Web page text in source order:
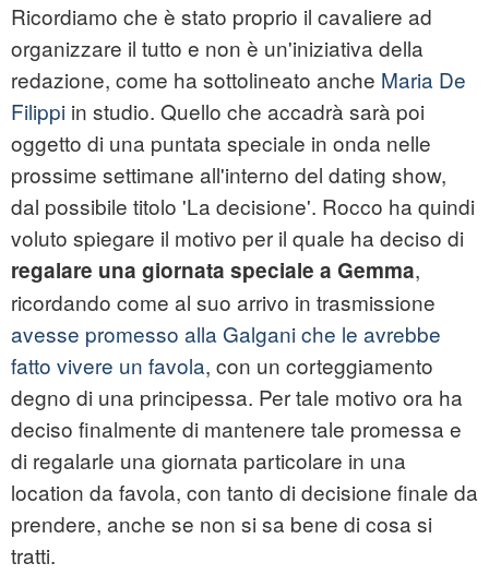
Ricordiamo che è stato proprio il cavaliere ad
organizzare il tutto e non è un'iniziativa della
redazione, come ha sottolineato anche Maria De
Filippi in studio. Quello che accadrà sarà poi
oggetto di una puntata speciale in onda nelle
prossime settimane all'interno del dating show,
dal possibile titolo 'La decisione'. Rocco ha quindi
voluto spiegare il motivo per il quale ha deciso di
regalare una giornata speciale a Gemma,
ricordando come al suo arrivo in trasmissione
avesse promesso alla Galgani che le avrebbe
fatto vivere un favola, con un corteggiamento
degno di una principessa. Per tale motivo ora ha
deciso finalmente di mantenere tale promessa e
di regalarle una giornata particolare in una
location da favola, con tanto di decisione finale da
prendere, anche se non si sa bene di cosa si
tratti.